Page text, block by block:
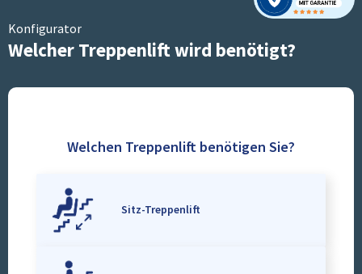
Konfigurator
Welcher Treppenlift wird benötigt?
Welchen Treppenlift benötigen Sie?
Sitz-Treppenlift